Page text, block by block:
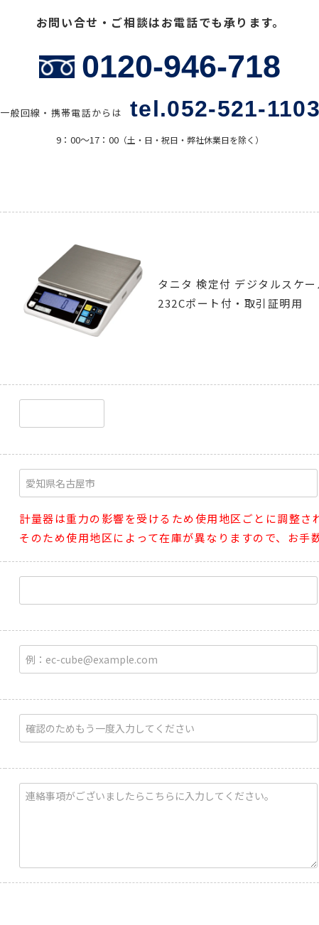
お問い合せ・ご相談はお電話でも承ります。
0120-946-718
一般回線・携帯電話からは tel.052-521-
9：00〜17：00 （土・日・祝日・弊社休業日を除く）
タニタ 検定付 デジタルスケ
232Cポート付・取引証明用
計量器は重力の影響を受けるため使用地区ごとに調整さ
そのため使用地区によって在庫が異なりますので、お